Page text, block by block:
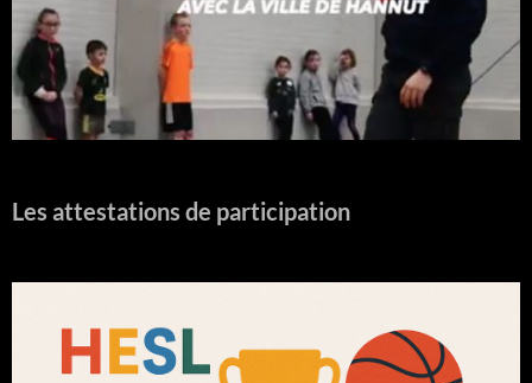
Les attestations de participation